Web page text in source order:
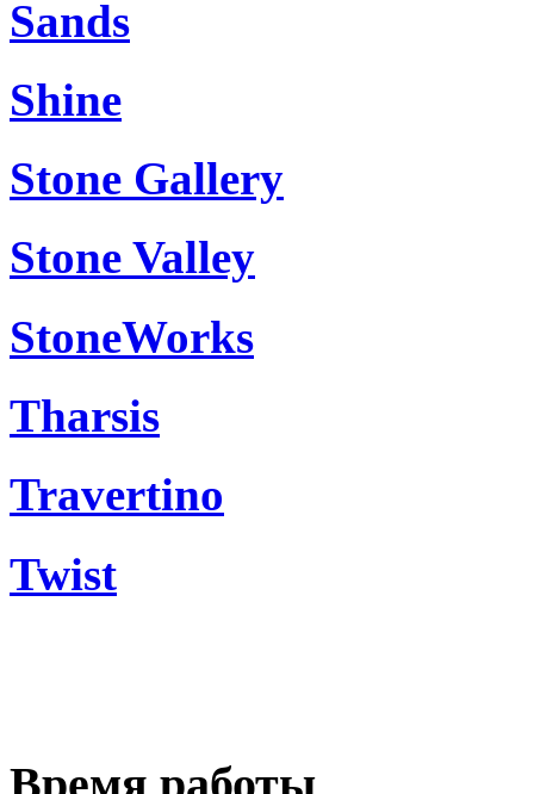
Sands
Shine
Stone Gallery
Stone Valley
StoneWorks
Tharsis
Travertino
Twist